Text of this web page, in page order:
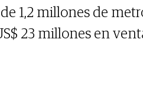
1,2 millones de
23 millones en